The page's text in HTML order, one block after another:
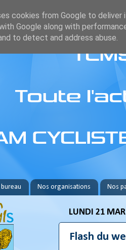
bureau Nos organisations Nos
LUNDI 21
Flash du
cookies from Google to deliver
Google along with
to detect and address abuse.